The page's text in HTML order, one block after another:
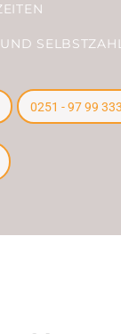
0251 - 97 99